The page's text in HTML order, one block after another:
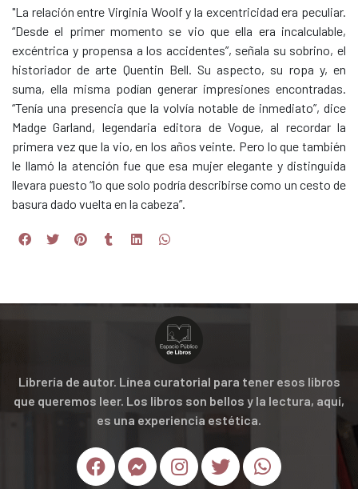
"La relación entre Virginia Woolf y la excentricidad era peculiar.
“Desde el primer momento se vio que ella era incalculable,
excéntrica y propensa a los accidentes”, señala su sobrino, el
historiador de arte Quentin Bell. Su aspecto, su ropa y, en
suma, ella misma podían generar impresiones encontradas.
“Tenía una presencia que la volvía notable de inmediato”, dice
Madge Garland, legendaria editora de Vogue, al recordar la
primera vez que la vio, en los años veinte. Pero lo que también
le llamó la atención fue que esa mujer elegante y distinguida
llevara puesto “lo que solo podría describirse como un cesto de
basura dado vuelta en la cabeza”.
Librería de autor. Línea curatorial para tener esos libros
que queremos leer. Los libros son bellos y la lectura, aquí,
es una experiencia estética.